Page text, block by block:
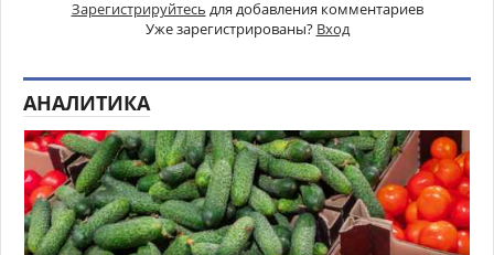
Зарегистрируйтесь для добавления комментариев
Уже зарегистрированы? Вход
АНАЛИТИКА